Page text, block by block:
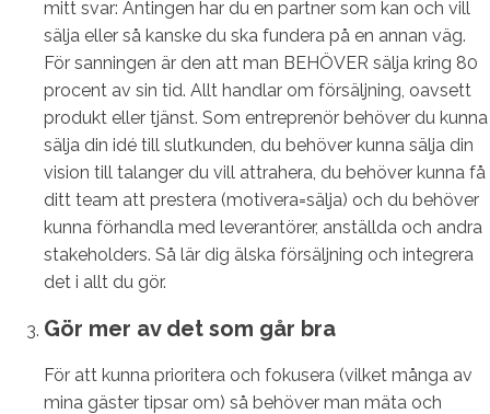
mitt svar: Antingen har du en partner som kan och vill
sälja eller så kanske du ska fundera på en annan väg.
För sanningen är den att man BEHÖVER sälja kring 80
procent av sin tid. Allt handlar om försäljning, oavsett
produkt eller tjänst. Som entreprenör behöver du kunna
sälja din idé till slutkunden, du behöver kunna sälja din
vision till talanger du vill attrahera, du behöver kunna få
ditt team att prestera (motivera=sälja) och du behöver
kunna förhandla med leverantörer, anställda och andra
stakeholders. Så lär dig älska försäljning och integrera
det i allt du gör.
Gör mer av det som går bra
För att kunna prioritera och fokusera (vilket många av
mina gäster tipsar om) så behöver man mäta och